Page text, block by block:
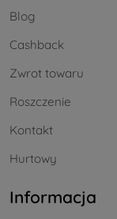
Blog
Cashback
Zwrot towaru
Roszczenie
Kontakt
Hurtowy
Informacja